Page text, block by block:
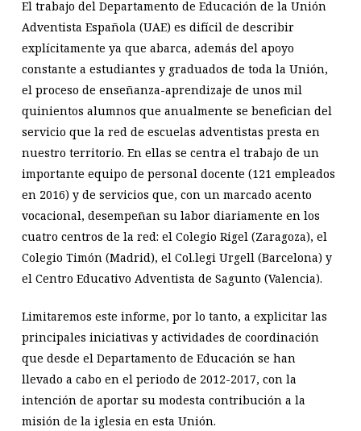
El trabajo del Departamento de Educación de la Unión
Adventista Española (UAE) es difícil de describir
explícitamente ya que abarca, además del apoyo
constante a estudiantes y graduados de toda la Unión,
el proceso de enseñanza-aprendizaje de unos mil
quinientos alumnos que anualmente se benefician del
servicio que la red de escuelas adventistas presta en
nuestro territorio. En ellas se centra el trabajo de un
importante equipo de personal docente (121 empleados
en 2016) y de servicios que, con un marcado acento
vocacional, desempeñan su labor diariamente en los
cuatro centros de la red: el Colegio Rigel (Zaragoza), el
Colegio Timón (Madrid), el Col.legi Urgell (Barcelona) y
el Centro Educativo Adventista de Sagunto (Valencia).
Limitaremos este informe, por lo tanto, a explicitar las
principales iniciativas y actividades de coordinación
que desde el Departamento de Educación se han
llevado a cabo en el periodo de 2012-2017, con la
intención de aportar su modesta contribución a la
misión de la iglesia en esta Unión.